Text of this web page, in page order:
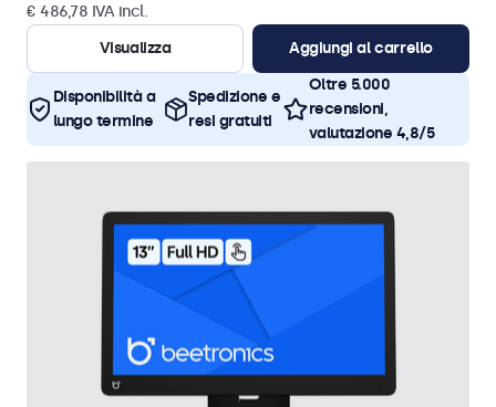
€ 486,78 IVA incl.
Visualizza
Aggiungi al carrello
Disponibilità a
lungo termine
Spedizione e
resi gratuiti
Oltre 5.000
recensioni,
valutazione 4,8/5